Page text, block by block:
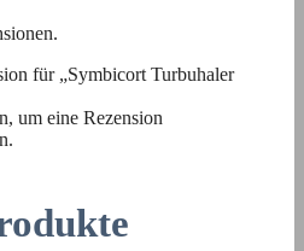
für „Symbicort Turbuhaler
um eine Rezension